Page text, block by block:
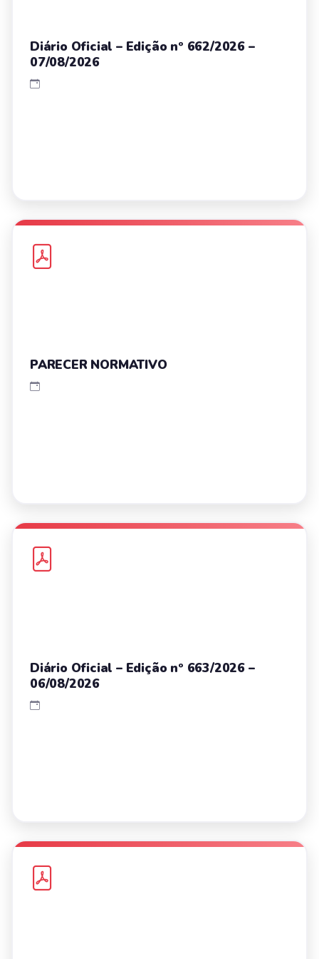
Diário Oficial – Edição nº 662/2026 –
07/08/2026
PARECER NORMATIVO
Diário Oficial – Edição nº 663/2026 –
06/08/2026